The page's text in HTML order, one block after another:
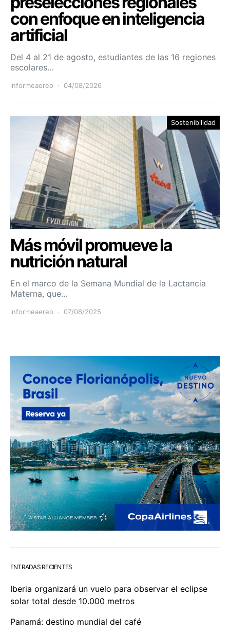
con enfoque en inteligencia
artificial
Del 4 al 21 de agosto, estudiantes de las 16 regiones
escolares…
informeaereo 04/08/2026
Sostenibilidad
Más móvil promueve la
nutrición natural
En el marco de la Semana Mundial de la Lactancia
Materna, que…
informeaereo 07/08/2025
ENTRADAS RECIENTES
Iberia organizará un vuelo para observar el eclipse
solar total desde 10.000 metros
Panamá: destino mundial del café